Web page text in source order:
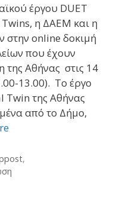
έργου DUET
η ΔΑΕΜ και η
στην online δοκιμή
που έχουν
της Αθήνας στις 14
13.00). Το έργο
Twin της Αθήνας
από το Δήμο,
,